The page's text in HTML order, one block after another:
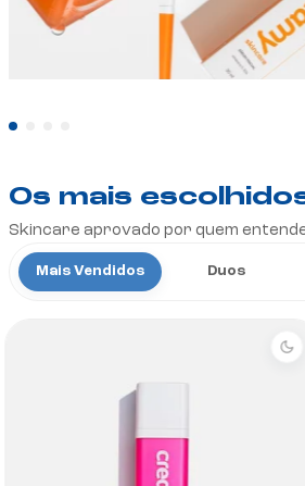
Os mais
Skincare aprovado por quem
Mais Vendidos Duos